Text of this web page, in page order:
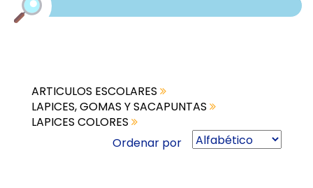
ARTICULOS ESCOLARES
LAPICES, GOMAS Y SACAPUNTAS
LAPICES COLORES
Ordenar por